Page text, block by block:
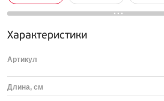
Характеристики
Артикул
Длина, см